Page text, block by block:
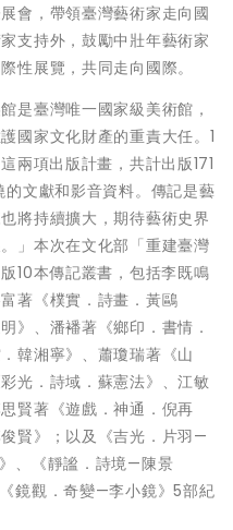
會，帶領臺灣藝術家走向國
支持外，鼓勵中壯年藝術家
性展覽，共同走向國際。
是臺灣唯一國家級美術館，
國家文化財產的重責大任。1
兩項出版計畫，共計出版171
文獻和影音資料。傳記是藝
將持續擴大，期待藝術史界
」本次在文化部「重建臺灣
10本傳記叢書，包括李既鳴
著《樸實．詩畫．黃鷗
》、潘襎著《鄉印．書情．
韓湘寧》、蕭瓊瑞著《山
光．詩域．蘇憲法》、江敏
賢著《遊戲．神通．倪再
賢》；以及《吉光．片羽—
、《靜謐．詩境—陳景
鏡觀．奇變—李小鏡》5部紀